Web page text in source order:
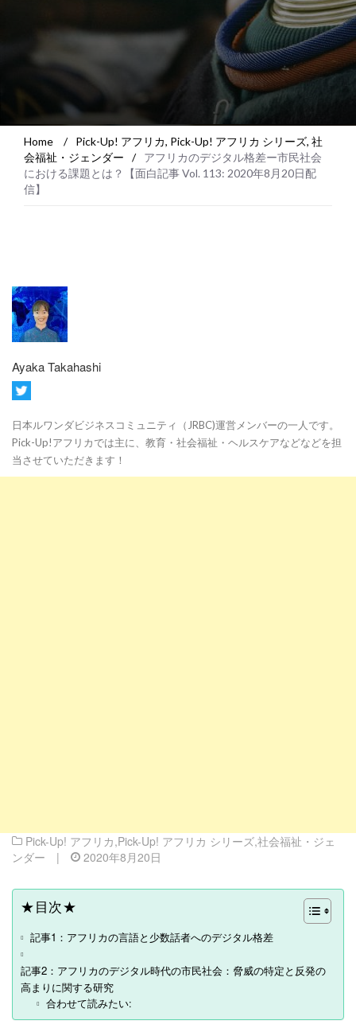
Home / Pick-Up! アフリカ, Pick-Up! アフリカ シリーズ, 社
会福祉・ジェンダー
/
アフリカのデジタル格差ー市民社会
における課題とは？【面白記事 Vol. 113: 2020年8月20日配
信】
Ayaka Takahashi
日本ルワンダビジネスコミュニティ（JRBC)運営メンバーの一人です。
Pick-Up!アフリカでは主に、教育・社会福祉・ヘルスケアなどなどを担
当させていただきます！
Pick-Up! アフリカ,Pick-Up! アフリカ シリーズ,社会福祉・ジェ
ンダー
| 2020年8月20日
★目次★
記事1：アフリカの言語と少数話者へのデジタル格差
記事2：アフリカのデジタル時代の市民社会：脅威の特定と反発の
高まりに関する研究
合わせて読みたい: